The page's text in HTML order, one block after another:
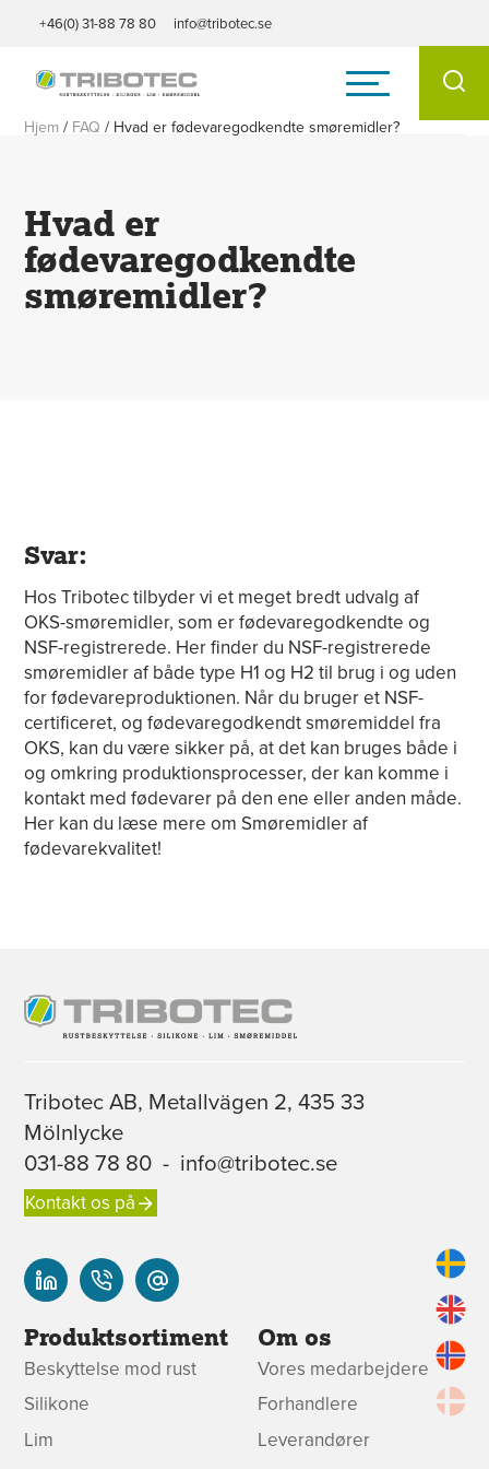
+46(0) 31-88 78 80 info@tribotec.se
Hjem / FAQ / Hvad er fødevaregodkendte smøremidler?
Hvad er
fødevaregodkendte
smøremidler?
Svar:
Hos Tribotec tilbyder vi et meget bredt udvalg af
OKS-smøremidler, som er fødevaregodkendte og
NSF-registrerede. Her finder du NSF-registrerede
smøremidler af både type H1 og H2 til brug i og uden
for fødevareproduktionen. Når du bruger et NSF-
certificeret, ogfødevaregodkendt smøremiddel fra
OKS, kan du være sikker på, at det kan bruges både i
og omkring produktionsprocesser, der kan komme i
kontakt med fødevarer på den ene eller anden måde.
Her kan du læse mere om Smøremidler af
fødevarekvalitet!
Tribotec AB, Metallvägen 2, 435 33
Mölnlycke
031-88 78 80 - info@tribotec.se
Kontakt os på
Produktsortiment
Beskyttelse mod rust
Silikone
Lim
Om os
Vores medarbejdere
Forhandlere
Leverandører